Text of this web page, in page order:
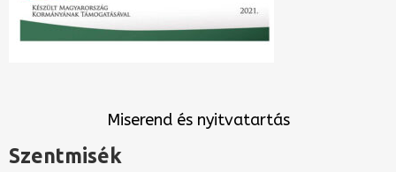
Miserend és nyitvatartás
Szentmisék